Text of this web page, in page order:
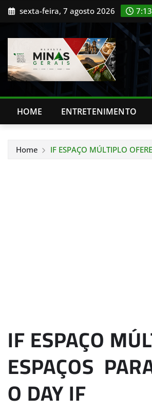
Skip sexta-feira, 7 agosto 2026
HOME ENTRETENIMENTO
Home IF ESPAÇO MÚLTIPLO
IF ESPAÇO
ESPAÇOS
O DAY IF